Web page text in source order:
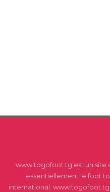
www.togofoot.tg est un site
essentiellement le foot
international.